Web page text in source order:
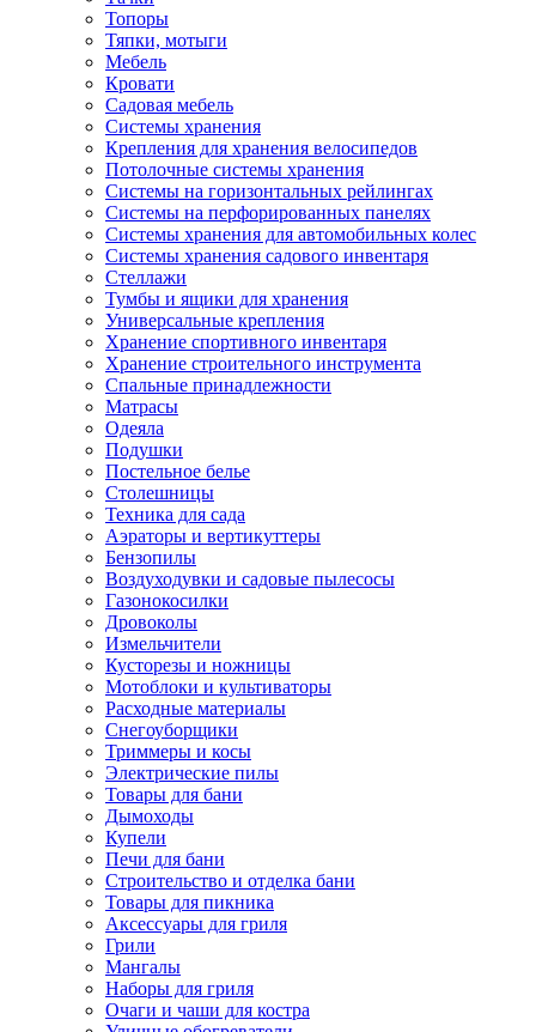
Топоры
Тяпки, мотыги
Мебель
Кровати
Садовая мебель
Системы хранения
Крепления для хранения велосипедов
Потолочные системы хранения
Системы на горизонтальных рейлингах
Системы на перфорированных панелях
Системы хранения для автомобильных колес
Системы хранения садового инвентаря
Стеллажи
Тумбы и ящики для хранения
Универсальные крепления
Хранение спортивного инвентаря
Хранение строительного инструмента
Спальные принадлежности
Матрасы
Одеяла
Подушки
Постельное белье
Столешницы
Техника для сада
Аэраторы и вертикуттеры
Бензопилы
Воздуходувки и садовые пылесосы
Газонокосилки
Дровоколы
Измельчители
Кусторезы и ножницы
Мотоблоки и культиваторы
Расходные материалы
Снегоуборщики
Триммеры и косы
Электрические пилы
Товары для бани
Дымоходы
Купели
Печи для бани
Строительство и отделка бани
Товары для пикника
Аксессуары для гриля
Грили
Мангалы
Наборы для гриля
Очаги и чаши для костра